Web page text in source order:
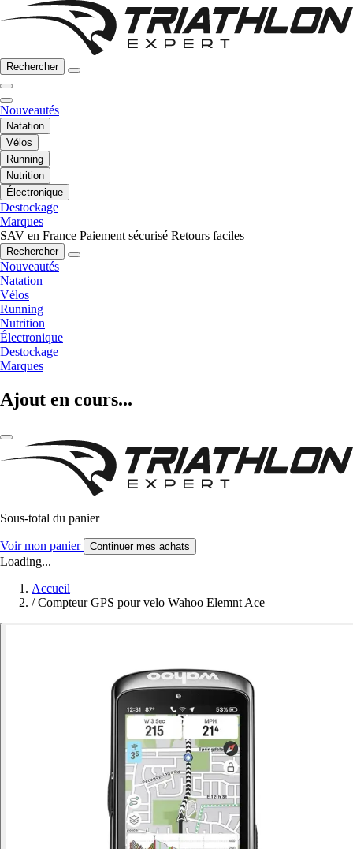
Rechercher
Nouveautés
Natation
Vélos
Running
Nutrition
Électronique
Destockage
Marques
SAV en France Paiement sécurisé Retours faciles
Rechercher
Nouveautés
Natation
Vélos
Running
Nutrition
Électronique
Destockage
Marques
Ajout en cours...
Sous-total du panier
Voir mon panier Continuer mes achats
Loading...
Accueil
/ Compteur GPS pour velo Wahoo Elemnt Ace